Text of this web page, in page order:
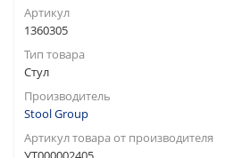
Артикул
1360305
Тип товара
Стул
Производитель
Stool Group
Артикул товара от производителя